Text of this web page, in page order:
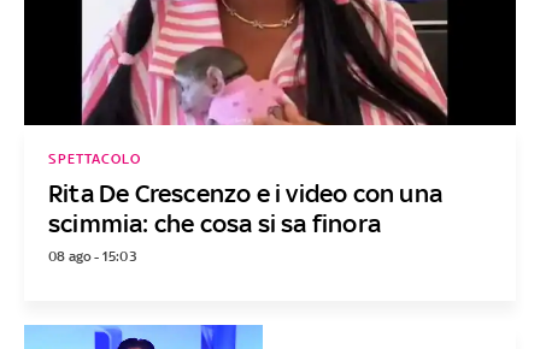
Rita De Crescenzo e i video con una
scimmia: che cosa si sa finora
SPETTACOLO
08 ago - 15:03